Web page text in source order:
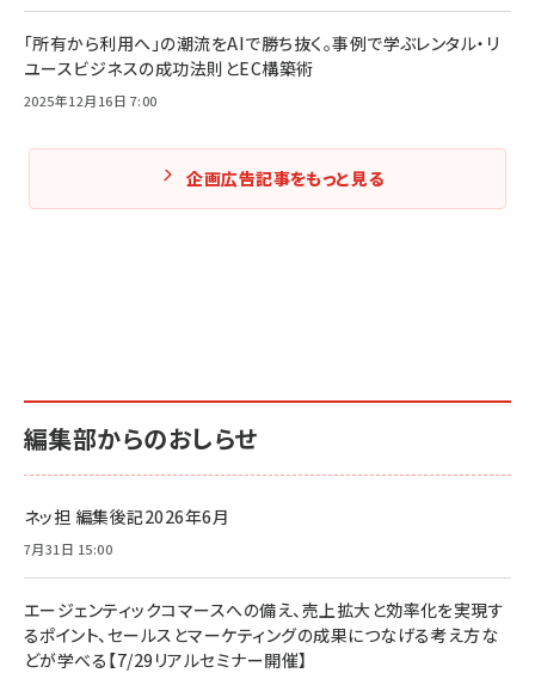
「所有から利用へ」の潮流をAIで勝ち抜く。事例で学ぶレンタル・リ
ユースビジネスの成功法則とEC構築術
2025年12月16日 7:00
企画広告記事をもっと見る
編集部からのおしらせ
ネッ担 編集後記2026年6月
7月31日 15:00
エージェンティックコマースへの備え、売上拡大と効率化を実現す
るポイント、セールスとマーケティングの成果につなげる考え方な
どが学べる【7/29リアルセミナー開催】